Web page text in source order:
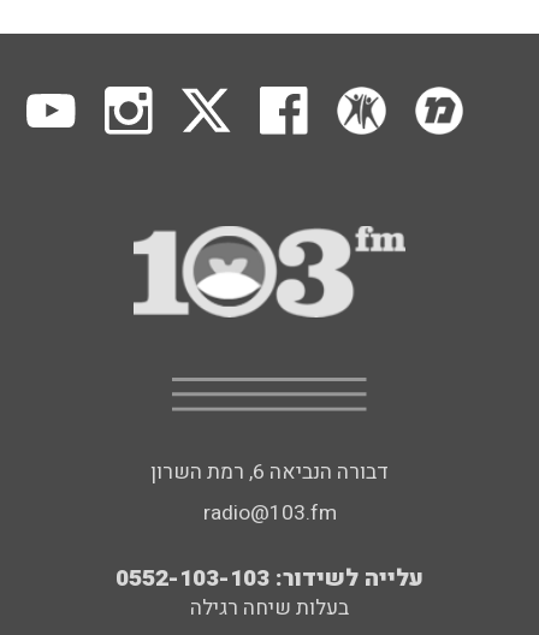
דבורה הנביאה 6, רמת השרון
radio@103.fm
עלייה לשידור: 0552-103-103
בעלות שיחה רגילה